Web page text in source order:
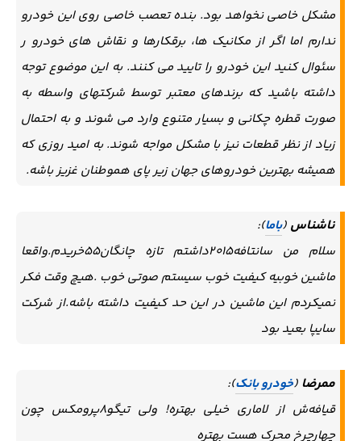
مشکل خاصی نخواهد بود. بنده تعصب خاصی روی این خودرو
ندارم اما اگر از مکانیک ها، برقکارها و نقاش های خودرو ر
سئوال کنید این خودرو را تایید می کنند. به این موضوع توجه
داشته باشید که برندهای معتبر توسط شرکتهای واسطه به
صورت قطره چکانی و بسیار متنوع وارد می شوند و به احتمال
زیاد از نظر قطعات نیز با مشکل مواجه شوند. به امید روزی که
همیشه بهترین خودروهای جهان زیر پای هموطنان غزیز باشه.
ناشناس (باما):
سلام من سانتافه۲۰۱۵داشتم تازه چانگان۵۵خریدم.واقعا
ماشین خوبیه کیفیت خوب سیستم صوتی خوب .هیچ وقت فکر
نمیکردم این ماشین در این حد کیفیت داشته باشه.از شرکت
سایپا بعید بود
ممرضا (خودرو بانک):
قیافه‌ش از لاماری خیلی بهتره! ولی تیگو۸پرومکس چون
چهارچرخ محرک هست بهتره